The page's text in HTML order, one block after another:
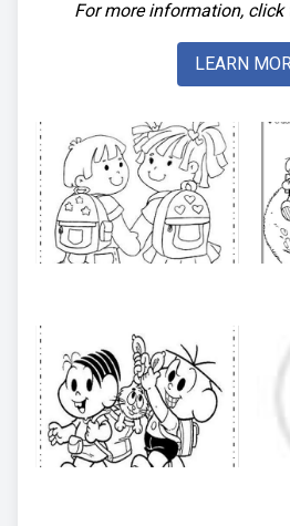
For more information, click
LEARN